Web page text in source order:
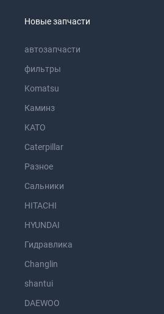
Новые запчасти
автозапчасти
фильтры
Komatsu
Каминз
KATO
Caterpillar
Разное
Сальники
HITACHI
HYUNDAI
Гидравлика
Changlin
shantui
DAEWOO